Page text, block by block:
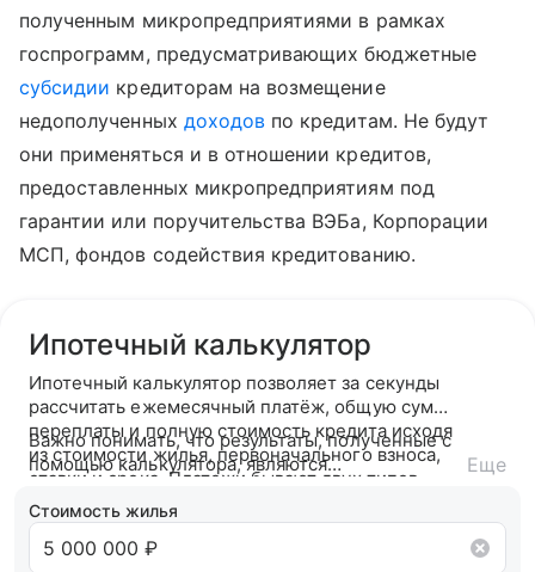
полученным микропредприятиями в рамках
госпрограмм, предусматривающих бюджетные
субсидии кредиторам на возмещение
недополученных доходов по кредитам. Не будут
они применяться и в отношении кредитов,
предоставленных микропредприятиям под
гарантии или поручительства ВЭБа, Корпорации
МСП, фондов содействия кредитованию.
Ипотечный калькулятор
Ипотечный калькулятор позволяет за секунды
рассчитать ежемесячный платёж, общую сумму
переплаты и полную стоимость кредита исходя
из стоимости жилья, первоначального взноса,
ставки и срока. Платежи бывают двух типов —
аннуитетный (фиксированный на весь срок) или
дифференцированный (убывающий).
Важно понимать, что результаты, полученные с
помощью калькулятора, являются
ознакомится с вашей кредитной историей и
кредитным рейтингом и на основании вашего
кредитного потенциала предложит точные
Еще
Стоимость жилья